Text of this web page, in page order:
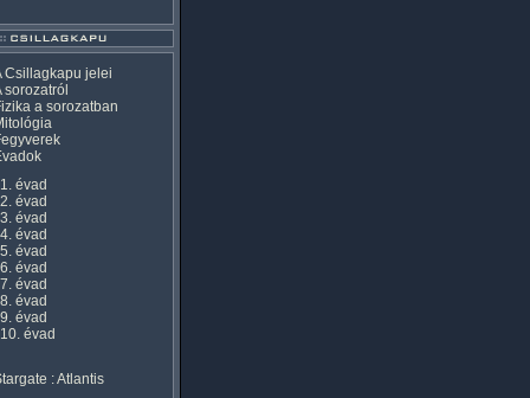
Csillagkapu jelei
sorozatról
a sorozatban
1. évad
2. évad
3. évad
4. évad
5. évad
6. évad
7. évad
8. évad
9. évad
10. évad
: Atlantis